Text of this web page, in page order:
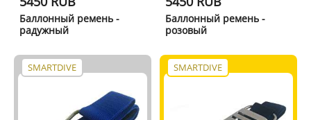
Баллонный ремень -
радужный
Баллонный ремень -
розовый
SMARTDIVE SMARTDIVE